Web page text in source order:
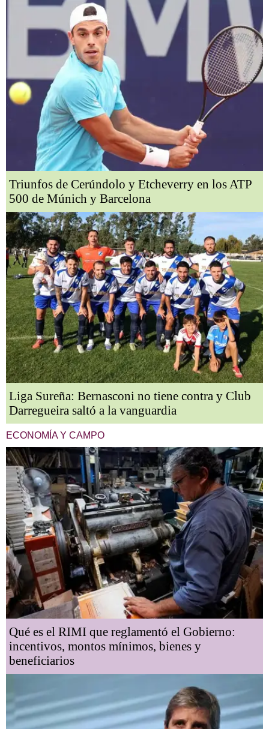
Triunfos de Cerúndolo y Etcheverry en los ATP
500 de Múnich y Barcelona
Liga Sureña: Bernasconi no tiene contra y Club
Darregueira saltó a la vanguardia
ECONOMÍA Y CAMPO
Qué es el RIMI que reglamentó el Gobierno:
incentivos, montos mínimos, bienes y
beneficiarios